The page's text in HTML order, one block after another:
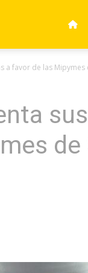
a favor de las Mipymes
de